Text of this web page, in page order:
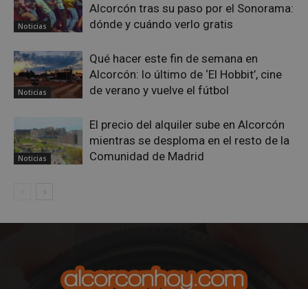
Noticias
Alcorcón tras su paso por el Sonorama:
dónde y cuándo verlo gratis
Noticias
Qué hacer este fin de semana en
Alcorcón: lo último de ‘El Hobbit’, cine
de verano y vuelve el fútbol
Noticias
El precio del alquiler sube en Alcorcón
mientras se desploma en el resto de la
Comunidad de Madrid
sp_landing
Spotify Inc.
.spotify.com
VISITOR_PRIVACY_METADATA
YouTube
.youtube.com